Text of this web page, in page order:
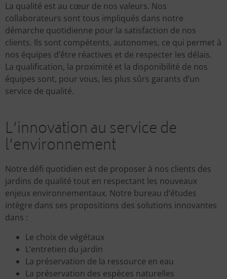
La qualité est au cœur de nos valeurs. Nos
collaborateurs sont tous impliqués dans notre
démarche quotidienne pour la satisfaction de nos
clients. Ils sont compétents, autonomes, ce qui permet à
nos équipes d’être réactives et de respecter les délais.
La qualification, la proximité et la disponibilité de nos
équipes sont, pour vous, les plus sûrs garants d’un
service de qualité.
L’innovation au service de
l’environnement
Notre défi quotidien est de proposer à nos clients des
jardins de qualité tout en respectant les nouveaux
enjeux environnementaux. Notre bureau d’études
intègre dans ses propositions des solutions innovantes
dans :
Le choix de végétaux
L’entretien du jardin
La préservation de la ressource en eau
La préservation des espèces naturelles